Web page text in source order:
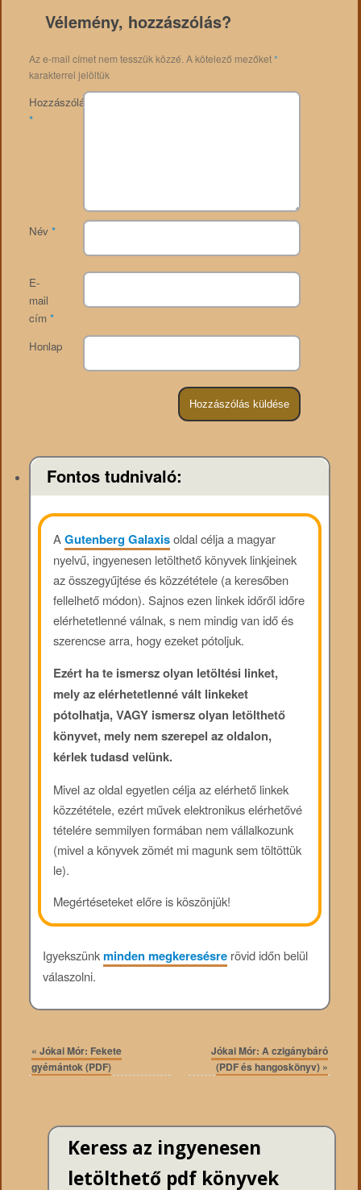
Vélemény, hozzászólás?
Az e-mail címet nem tesszük közzé. A kötelező mezőket*
karakterrel jelöltük
Hozzászólás
*
Név *
E-
mail
cím *
Honlap
Fontos tudnivaló:
AGutenberg Galaxisoldal célja a magyar
nyelvű, ingyenesen letölthető könyvek linkjeinek
az összegyűjtése és közzététele (a keresőben
fellelhető módon). Sajnos ezen linkek időről időre
elérhetetlenné válnak, s nem mindig van idő és
szerencse arra, hogy ezeket pótoljuk.
Ezért ha te ismersz olyan letöltési linket,
mely az elérhetetlenné vált linkeket
pótolhatja, VAGY ismersz olyan letölthető
könyvet, mely nem szerepel az oldalon,
kérlek tudasd velünk.
Mivel az oldal egyetlen célja az elérhető linkek
közzététele, ezért művek elektronikus elérhetővé
tételére semmilyen formában nem vállalkozunk
(mivel a könyvek zömét mi magunk sem töltöttük
le).
Megértéseteket előre is köszönjük!
Igyekszünkminden megkeresésrerövid időn belül
válaszolni.
« Jókai Mór: Fekete
gyémántok (PDF)
Jókai Mór: A czigánybáró
(PDF és hangoskönyv) »
Keress az ingyenesen
letölthető pdf könyvek